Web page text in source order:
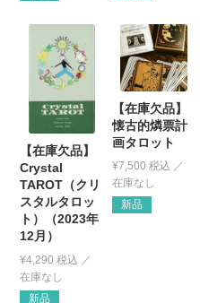
【在庫欠品】
Crystal
TAROT（クリ
スタルタロッ
ト）（2023年
12月）
¥4,290 税込
新品
【在庫欠品】
懐古的燐票計
画タロット
¥7,500 税込
新品